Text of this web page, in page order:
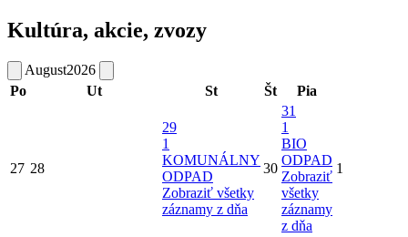
Kultúra, akcie, zvozy
August2026
Po
Ut St Št Pia
27 28
29
1
KOMUNÁLNY
ODPAD
Zobraziť všetky
záznamy z dňa
30
31
1
BIO
ODPAD
Zobraziť
všetky
záznamy
z dňa
1